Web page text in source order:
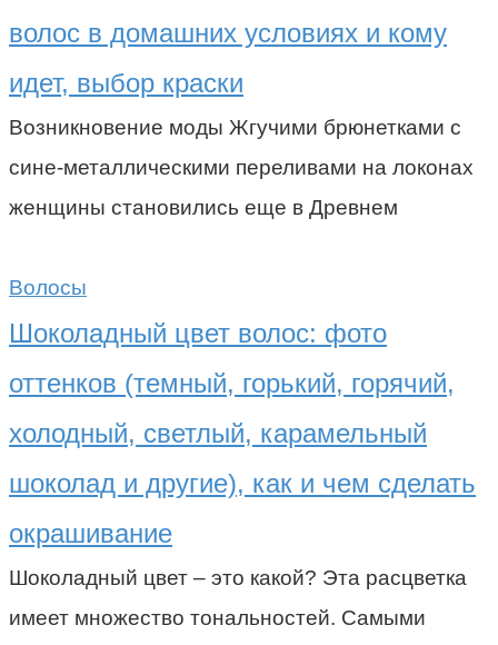
волос в домашних условиях и кому
идет, выбор краски
Возникновение моды Жгучими брюнетками с
сине-металлическими переливами на локонах
женщины становились еще в Древнем
Волосы
Шоколадный цвет волос: фото
оттенков (темный, горький, горячий,
холодный, светлый, карамельный
шоколад и другие), как и чем сделать
окрашивание
Шоколадный цвет – это какой? Эта расцветка
имеет множество тональностей. Самыми